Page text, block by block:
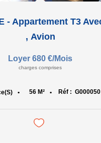
, Avion
Loyer 680 €/mois
charges comprises
56 M² Réf : G000050